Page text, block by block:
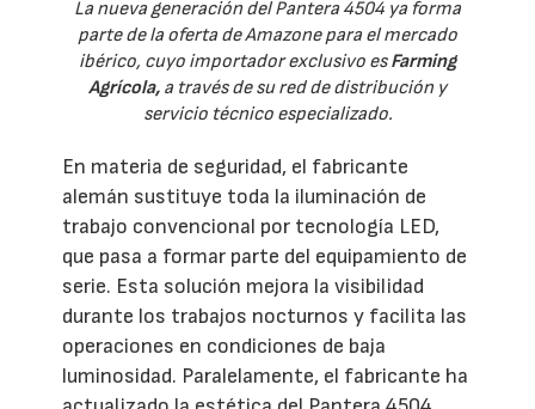
La nueva generación del Pantera 4504 ya forma
parte de la oferta de Amazone para el mercado
ibérico, cuyo importador exclusivo esFarming
Agrícola, a través de su red de distribución y
servicio técnico especializado.
En materia de seguridad, el fabricante
alemán sustituye toda la iluminación de
trabajo convencional por tecnología LED,
que pasa a formar parte del equipamiento de
serie. Esta solución mejora la visibilidad
durante los trabajos nocturnos y facilita las
operaciones en condiciones de baja
luminosidad. Paralelamente, el fabricante ha